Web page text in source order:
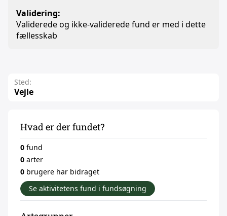
Validering:
Validerede og ikke-validerede fund er med i dette
fællesskab
Sted:
Vejle
Hvad er der fundet?
0 fund
0 arter
0 brugere har bidraget
Se aktivitetens fund i fundsøgning